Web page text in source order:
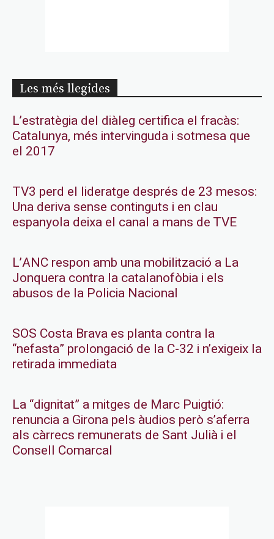
Les més llegides
L’estratègia del diàleg certifica el fracàs:
Catalunya, més intervinguda i sotmesa que
el 2017
TV3 perd el lideratge després de 23 mesos:
Una deriva sense continguts i en clau
espanyola deixa el canal a mans de TVE
L’ANC respon amb una mobilització a La
Jonquera contra la catalanofòbia i els
abusos de la Policia Nacional
SOS Costa Brava es planta contra la
“nefasta” prolongació de la C-32 i n’exigeix la
retirada immediata
La “dignitat” a mitges de Marc Puigtió:
renuncia a Girona pels àudios però s’aferra
als càrrecs remunerats de Sant Julià i el
Consell Comarcal